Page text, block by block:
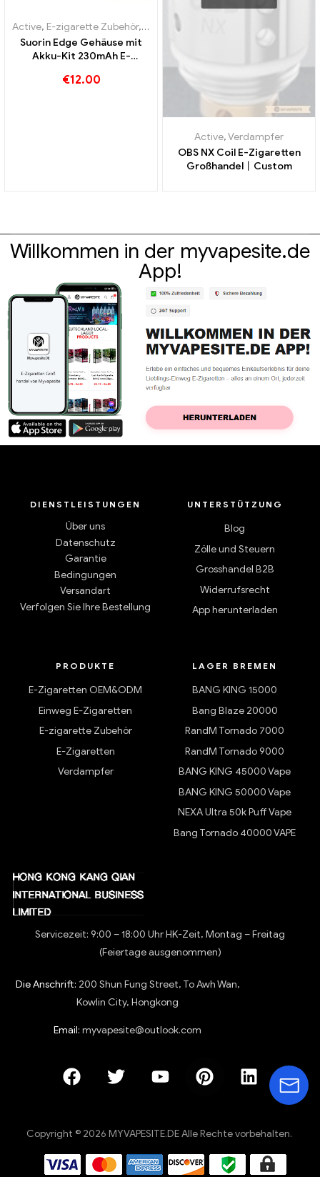
Active, E-zigarette Zubehör, Verdampfer
Suorin Edge Gehäuse mit
Akku-Kit 230mAh E-
Custom
€12.00
Active,Verdampfer
OBS NX Coil E-Zigaretten
Großhandel丨Custom
Willkommen in der myvapesite.de
App!
DIENSTLEISTUNGEN
Über uns
Datenschutz
Garantie
Bedingungen
Versandart
Verfolgen Sie Ihre Bestellung
UNTERSTÜTZUNG
Blog
Zölle und Steuern
Grosshandel B2B
Widerrufsrecht
App herunterladen
PRODUKTE
E-Zigaretten OEM&ODM
Einweg E-Zigaretten
E-zigarette Zubehör
E-Zigaretten
Verdampfer
LAGER BREMEN
BANG KING 15000
Bang Blaze 20000
RandM Tornado 7000
RandM Tornado 9000
BANG KING 45000 Vape
BANG KING 50000 Vape
NEXA Ultra 50k Puff Vape
Bang Tornado 40000 VAPE
Servicezeit: 9:00 – 18:00 Uhr HK-Zeit, Montag – Freitag
(Feiertage ausgenommen)
Die Anschrift: 200 Shun Fung Street, To Awh Wan,
Kowlin City, Hongkong
Email: myvapesite@outlook.com
Copyright © 2026 MYVAPESITE.DE Alle Rechte vorbehalten.